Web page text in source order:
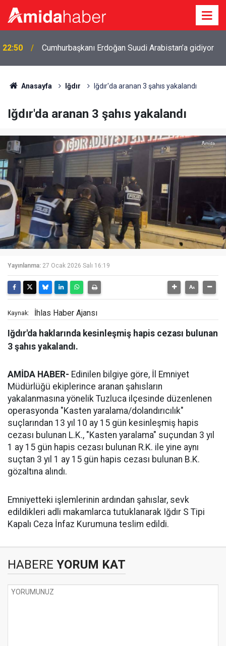
22:50 Cumhurbaşkanı Erdoğan Suudi Arabistan’a gidiyor
Anasayfa Iğdır Iğdır'da aranan 3 şahıs yakalandı
Iğdır'da aranan 3 şahıs yakalandı
Yayınlanma: 27 Ocak 2026 Salı 16:19
Kaynak: İhlas Haber Ajansı
Iğdır'da haklarında kesinleşmiş hapis cezası bulunan
3 şahıs yakalandı.
AMİDA HABER- Edinilen bilgiye göre, İl Emniyet
Müdürlüğü ekiplerince aranan şahısların
yakalanmasına yönelik Tuzluca ilçesinde düzenlenen
operasyonda "Kasten yaralama/dolandırıcılık"
suçlarından 13 yıl 10 ay 15 gün kesinleşmiş hapis
cezası bulunan L.K., "Kasten yaralama" suçundan 3 yıl
1 ay 15 gün hapis cezası bulunan R.K. ile yine aynı
suçtan 3 yıl 1 ay 15 gün hapis cezası bulunan B.K.
gözaltına alındı.
Emniyetteki işlemlerinin ardından şahıslar, sevk
edildikleri adli makamlarca tutuklanarak Iğdır S Tipi
Kapalı Ceza İnfaz Kurumuna teslim edildi.
HABERE YORUM KAT